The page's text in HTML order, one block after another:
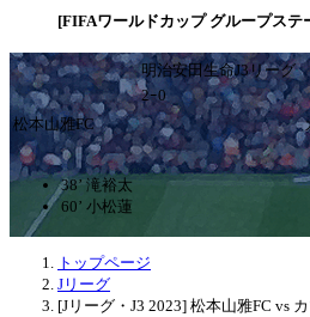
[FIFAワールドカップ グループステ
明治安田生命J3リーグ
2ｰ0
松本山雅FC
38’ 滝裕太
60’ 小松蓮
トップページ
Jリーグ
[Jリーグ・J3 2023] 松本山雅FC vs